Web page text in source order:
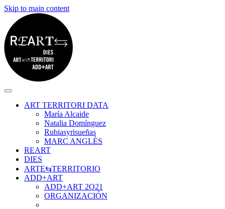
Skip to main content
ART TERRITORI DATA
María Alcaide
Natalia Domínguez
Rubiasyrisueñas
MARC ANGLÈS
REART
DIES
ARTE⇆TERRITORIO
ADD+ART
ADD+ART 2O21
ORGANIZACIÓN